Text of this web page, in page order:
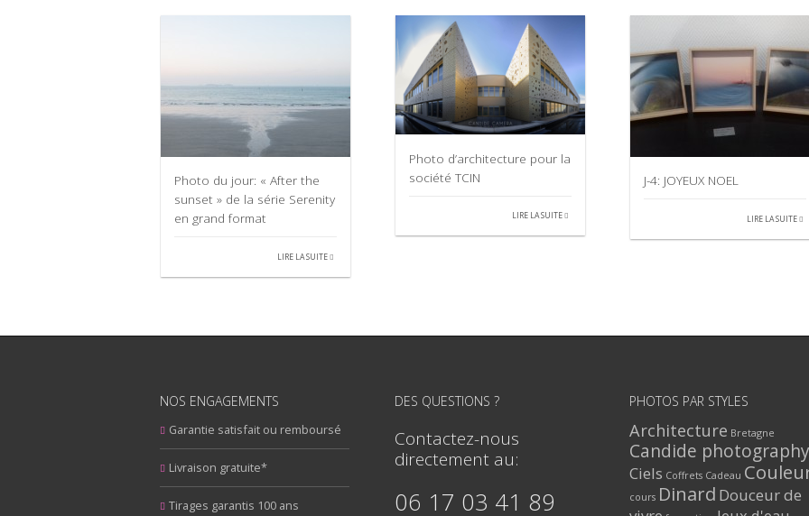
Photo du jour: « After the
sunset » de la série Serenity
en grand format
LIRE LA SUITE
Photo d’architecture pour la
société TCIN
LIRE LA SUITE
J-4: JOYEUX NOEL
LIRE LA SUITE
NOS ENGAGEMENTS
Garantie satisfait ou remboursé
Livraison gratuite*
Tirages garantis 100 ans
DES QUESTIONS ?
Contactez-nous
directement au:
06 17 03 41 89
PHOTOS PAR STYLES
Architecture Bretagne
Candide photography
Ciels Coffrets Cadeau
cours Dinard Douceur de